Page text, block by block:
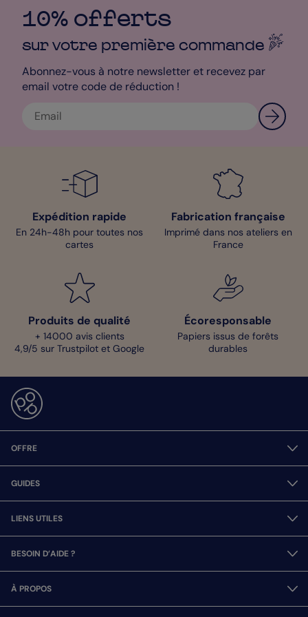
Sur le recto du faire-part, on vous laisse mettre votre plus belle
photo de bébé à sa naissance ainsi que son prénom et sa date
de naissance. Pour le verso, prenez votre plus belle plume et
écrivez quelques mots sur l’arrivée de bébé. Ces quelques
de manque d’inspiration, n’hésitez pas à vous rendre dans notre
rubrique “modèle de lettres”, vous y trouverez tout un tas
pas les choses à moitié chez Popcarte, nous vous proposons
une livraison rapide, en 24h. N’hésitez plus et lancez-vous, vos
Béné - Pop Designer
10% offerts
sur votre première commande
Abonnez-vous à notre newsletter et recevez par
email votre code de réduction !
Expédition rapide
En 24h-48h pour toutes nos
cartes
Fabrication française
Imprimé dans nos ateliers en
France
Produits de qualité
+ 14000 avis clients
4,9/5 sur Trustpilot et Google
Écoresponsable
Papiers issus de forêts
durables
OFFRE
GUIDES
LIENS UTILES
BESOIN D’AIDE ?
À PROPOS